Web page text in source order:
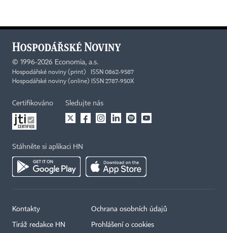
© 1996-2026 Economia, a.s.
Hospodářské noviny (print) ISSN 0862-9587
Hospodářské noviny (online) ISSN 2787-950X
Certifikováno Sledujte nás
Stáhněte si aplikaci HN
Kontakty
Tiráž redakce HN
Ochrana osobních údajů
Prohlášení o cookies